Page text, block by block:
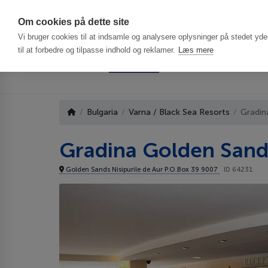
Om cookies på dette site
Vi bruger cookies til at indsamle og analysere oplysninger på stedet
til at forbedre og tilpasse indhold og reklamer. Læs mere
Bulgaria Varna / Black Sea Resorts
Gradina Golden
Golden Sands Nisipurile de Aur P.O.Box 39 9007 ID 64231